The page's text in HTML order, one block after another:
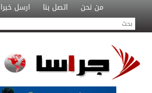
من نحن اتصل بنا ارسل خبرا